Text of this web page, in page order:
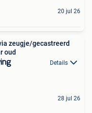
20 jul 26
zeugje/gecastreerd
oud
Details
28 jul 26